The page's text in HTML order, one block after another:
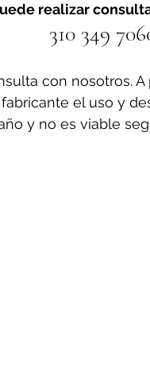
realizar
310 349
con nosotros.
el uso y
y no es viable